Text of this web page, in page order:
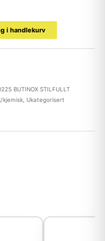
i handlekurv
BUTINOX STILFULLT
kjemisk, Ukategorisert